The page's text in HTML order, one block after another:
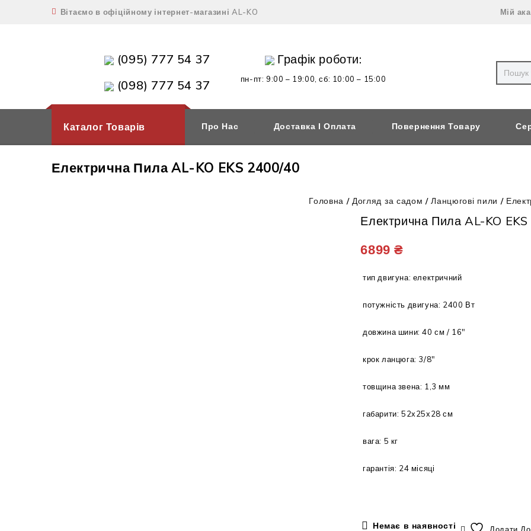
Вітаємо в офіційному інтернет-магазині AL-KO Мій
(095) 777 54 37
(098) 777 54 37
Графік роботи:
пн-пт: 9:00 – 19:00,сб: 10:00 – 15:00
Каталог Товарів Про Нас Доставка І Оплата Повернення Товару
Електрична Пила AL-KO EKS 2400/40
Головна / Догляд за садом /Ланцюгові пили /
Електрична Пила AL-KO
6899₴
тип двигуна: електричний
потужність двигуна: 2400 Вт
довжина шини: 40 см / 16″
крок ланцюга: 3/8″
товщина звена: 1,3 мм
габарити: 52х25х28 см
вага: 5 кг
гарантія: 24 місяці
Немає в наявності